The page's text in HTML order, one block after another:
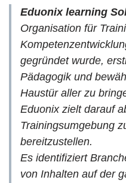
Eduonix learning
Organisation für
gegründet wurde,
Pädagogik und
Haustür aller zu
Eduonix zielt darauf
Trainingsumgebung
bereitzustellen.
Es identifiziert
von Inhalten auf der